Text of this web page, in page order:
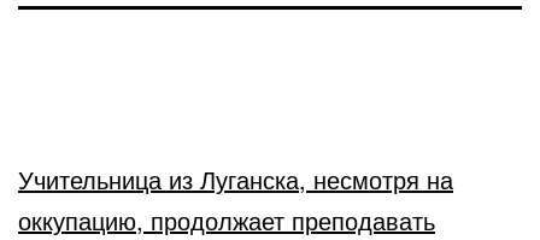
Учительница из Луганска, несмотря на
оккупацию, продолжает преподавать